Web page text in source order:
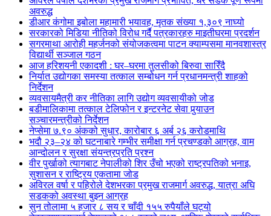
अवरुद्ध
डीआर कंगोमा इबोला महामारी भयावह, मृतक संख्या १,३०९ नाघ्यो
सरकारको मिडिया नीतिको विरोध गर्दै पत्रकारहरु माइतीघरमा प्रदर्शन
सगरमाथा आरोही महर्जनको संयोजकत्वमा पाटन क्याम्पसमा मानवशास्त्र
विद्यार्थी सञ्जाल गठन
आज हरिशयनी एकादशी : घर–घरमा तुलसीको बिरुवा सारिँदै
निर्यात उद्योगका समस्या तत्काल सम्बोधन गर्न प्रधानमन्त्री शाहको
निर्देशन
व्यवसायमैत्री कर नीतिका लागि उद्योग व्यवसायीको जोड
बडीमालिकामा तत्काल टेलिफोन र इन्टरनेट सेवा पुर्‍याउन
सञ्चारमन्त्रीको निर्देशन
नेप्सेमा ७.९० अंकको सुधार, कारोबार ६ अर्ब २६ करोडमाथि
भदौ २३–२४ को घटनाबारे गम्भीर समीक्षा गर्न प्रचण्डको आग्रह, वाम
आन्दोलन र सुरक्षा संयन्त्रप्रति प्रश्न
वीर पुर्खाको त्यागबाट नेपालीको शिर उँचो भएको राष्ट्रपतिको भनाइ,
सुशासन र राष्ट्रिय एकतामा जोड
अविरल वर्षा र पहिरोले देशभरका प्रमुख राजमार्ग अवरुद्ध, यात्रा अघि
सडकको अवस्था बुझ्न आग्रह
सुन तोलामा ५ हजार ८ सय र चाँदी १५५ रुपैयाँले घट्यो